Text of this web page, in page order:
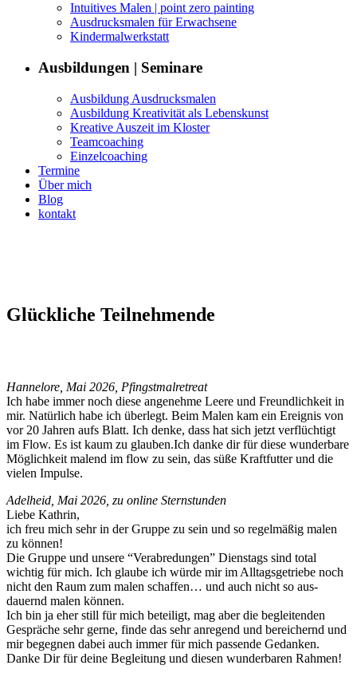
Intu­itives Malen | point zero painting
Aus­drucks­malen für Erwachsene
Kin­der­mal­w­erk­statt
Aus­bil­dun­gen | Seminare
Aus­bil­dung Ausdrucksmalen
Aus­bil­dung Kreativ­ität als Lebenskunst
Kreative Auszeit im Kloster
Team­coach­ing
Einzel­coach­ing
Ter­mine
Über mich
Blog
kon­takt
Glück­liche Teilnehmende
Han­nelore, Mai 2026, Pfingstmalretreat
Ich habe immer noch diese angenehme Leere und Fre­undlichkeit in
mir. Natür­lich habe ich über­legt. Beim Malen kam ein Ereig­nis von
vor 20 Jahren aufs Blatt. Ich denke, dass hat sich jet­zt ver­flüchtigt
im Flow. Es ist kaum zu glauben.Ich danke dir für diese wun­der­bare
Möglichkeit mal­end im flow zu sein, das süße Kraft­fut­ter und die
vie­len Impulse.
Adel­heid, Mai 2026, zu online Sternstunden
Liebe Kathrin,
ich freu mich sehr in der Gruppe zu sein und so regelmäßig malen
zu können!
Die Gruppe und unsere “Verabre­dun­gen” Dien­stags sind total
wichtig für mich. Ich glaube ich würde mir im All­t­ags­getriebe noch
nicht den Raum zum malen schaf­fen… und auch nicht so aus­
dauernd malen können.
Ich bin ja eher still für mich beteiligt, mag aber die beglei­t­en­den
Gespräche sehr gerne, finde das sehr anre­gend und bere­ich­ernd und
mir begeg­nen dabei auch immer für mich passende Gedanken.
Danke Dir für deine Begleitung und diesen wun­der­baren Rahmen!